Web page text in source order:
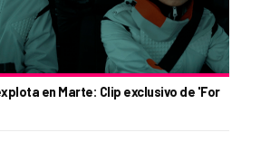
en Marte: Clip exclusivo de 'For